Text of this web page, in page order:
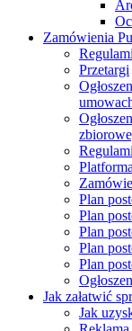
Zamówienia
Przetargi
Plan
Plan
Plan
Plan
Plan
Jak załatwić
Jak